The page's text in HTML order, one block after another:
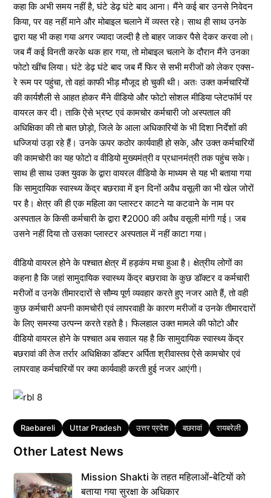
कहा कि अभी समय नहीं है, घंटे डेढ़ घंटे बाद आना। मैंने कई बार उनसे निवेदन
किया, पर वह नहीं माने और मोबाइल चलाने में व्यस्त रहे। साथ ही साथ उनके
द्वारा यह भी कहा गया अगर ज्यादा जल्दी है तो बाहर जाकर पैसे देकर करवा लो।
जब मैं कई विनती करके थक हार गया, तो मोबाइल चलाने के दौरान मैंने उनका
फोटो खींच लिया। घंटे डेढ़ घंटे बाद जब मैं फिर से सभी मरीजों को लेकर एक्स-
रे रूम पर पहुंचा, तो वहां काफी भीड़ मौजूद हो चुकी थी। अतः उक्त कर्मचारियों
की कार्यशैली से आहत होकर मैंने वीडियो और फोटो सोशल मीडिया प्लेटफॉर्म पर
वायरल कर दी। ताकि ऐसे भ्रष्ट एवं कामचोर कर्मचारी जो अस्पताल की
अधिक्षिका की तो बात छोड़ो, जिले के आला अधिकारियों के भी दिशा निर्देशों की
धज्जियां उड़ा रहे हैं। उनके ऊपर कठोर कार्यवाही हो सके, और उक्त कर्मचारियों
की कामचोरी का यह फोटो व वीडियो मुख्यमंत्री व प्रधानमंत्री तक पहुंच सके।
साथ ही साथ उक्त युवक के द्वारा वायरल वीडियो के माध्यम से यह भी बताया गया
कि सामुदायिक स्वास्थ्य केंद्र बछरावा में इन दिनों अवैध वसूली का भी खेल जोरों
पर है। क्षेत्र की ही एक महिला का प्लास्टर काटने या कटवाने के नाम पर
अस्पताल के किसी कर्मचारी के द्वारा ₹2000 की अवैध वसूली मांगी गई। जब
उसने नहीं दिया तो उसका प्लास्टर अस्पताल में नहीं काटा गया।
वीडियो वायरल होने के पश्चात क्षेत्र में हड़कंप मचा हुआ है। क्षेत्रीय लोगों का
कहना है कि जहां सामुदायिक स्वास्थ्य केंद्र बछरावा के कुछ डॉक्टर व कर्मचारी
मरीजों व उनके तीमारदारों से सौम्य पूर्ण व्यवहार करते हुए नजर आते हैं, तो वही
कुछ कर्मचारी अपनी कामचोरी एवं लापरवाही के कारण मरीजों व उनके तीमारदारों
के लिए समस्या उत्पन्न करते रहते है। फिलहाल उक्त मामले की फोटो और
वीडियो वायरल होने के पश्चात अब सवाल यह है कि सामुदायिक स्वास्थ्य केंद्र
बछरावां की तेज तर्रार अधिक्षिका डॉक्टर अर्पिता श्रीवास्तव ऐसे कामचोर एवं
लापरवाह कर्मचारियों पर क्या कार्यवाही करती हुई नजर आएंगी।
Tags
Raebareli Uttar Pradesh उत्तर प्रदेश बछरावां रायबरेली
Other Latest News
Mission Shakti के तहत महिलाओं-बेटियों को
बताया गया सुरक्षा के अधिकार